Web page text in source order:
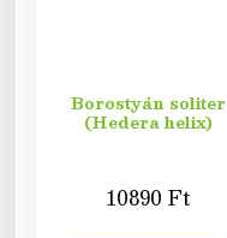
Borostyán soliter
(Hedera helix)
10890Ft